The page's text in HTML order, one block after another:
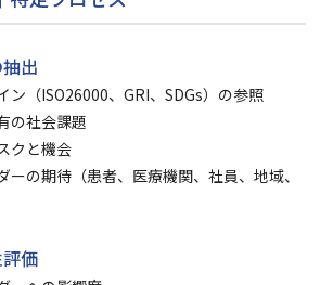
出
ン（ISO26000、GRI、SDGs）の参照
の社会課題
クと機会
の期待（患者、医療機関、社員、地域、
価